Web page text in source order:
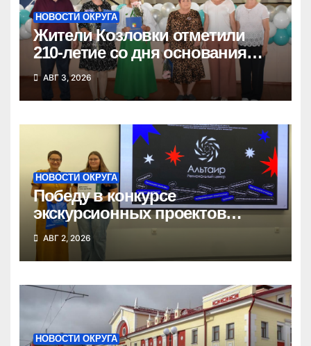
НОВОСТИ ОКРУГА
Жители Козловки отметили
210-летие со дня основания
села
АВГ 3, 2026
НОВОСТИ ОКРУГА
Победу в конкурсе
экскурсионных проектов
одержала школьница из
Татарска
АВГ 2, 2026
НОВОСТИ ОКРУГА